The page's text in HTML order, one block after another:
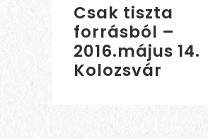
Csak tiszta
forrásból –
2016.május 14.
Kolozsvár